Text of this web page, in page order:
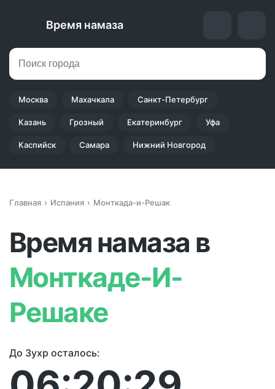
Время намаза
Москва Махачкала Санкт-Петербург
Казань Грозный Екатеринбург Уфа
Каспийск Самара Нижний Новгород
Главная Испания Монткада-и-Решак
Время намаза в
Монткаде-И-
Решаке
До Зухр осталось: